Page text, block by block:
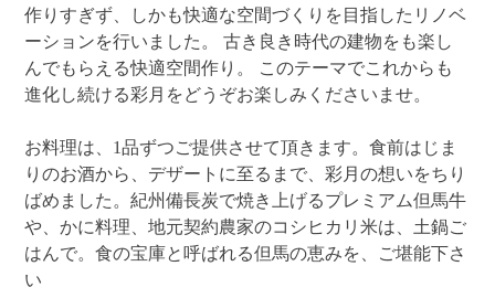
作りすぎず、しかも快適な空間づくりを目指したリノベ
ーションを行いました。 古き良き時代の建物をも楽し
んでもらえる快適空間作り。 このテーマでこれからも
進化し続ける彩月をどうぞお楽しみくださいませ。
お料理は、1品ずつご提供させて頂きます。食前はじま
りのお酒から、デザートに至るまで、彩月の想いをちり
ばめました。紀州備長炭で焼き上げるプレミアム但馬牛
や、かに料理、地元契約農家のコシヒカリ米は、土鍋ご
はんで。食の宝庫と呼ばれる但馬の恵みを、ご堪能下さ
い